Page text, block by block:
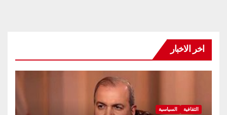
اخر الاخبار
الثقافية السياسية